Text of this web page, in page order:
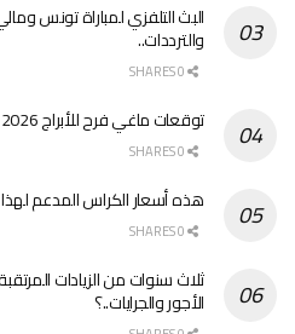
البث التلفزي لمباراة تونس
والترددات..
توقعات ماغي فرح للأبراج 2026 تكشف خريطة الحظ والتغيير..
هذه أسعار الكراس المدعم لهذا
ثلاث سنوات من الزيادات
الأجور والجرايات..؟